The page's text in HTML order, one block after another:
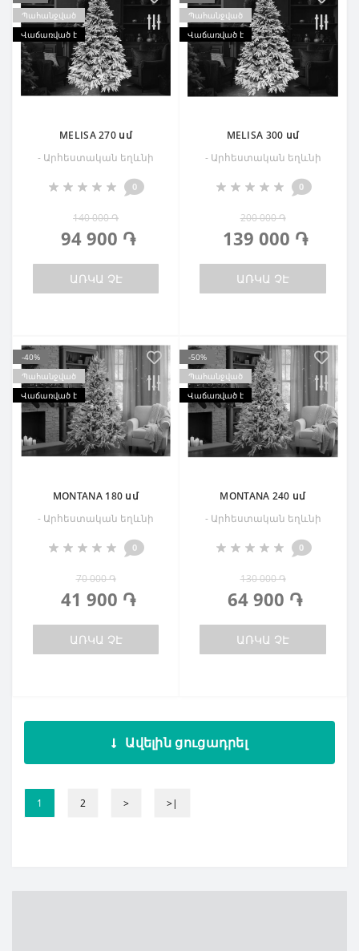
Պահանջված
Վաճառված է
MELISA 270 սմ
- Արհեստական եղևնի
0
140 000 ֏
94 900 ֏
ԱՌԿԱ ՉԷ
Պահանջված
Վաճառված է
MELISA 300 սմ
- Արհեստական եղևնի
0
200 000 ֏
139 000 ֏
ԱՌԿԱ ՉԷ
-40%
Պահանջված
Վաճառված է
MONTANA 180 սմ
- Արհեստական եղևնի
0
70 000 ֏
41 900 ֏
ԱՌԿԱ ՉԷ
-50%
Պահանջված
Վաճառված է
MONTANA 240 սմ
- Արհեստական եղևնի
0
130 000 ֏
64 900 ֏
ԱՌԿԱ ՉԷ
Ավելին ցուցադրել
1 2 > >|